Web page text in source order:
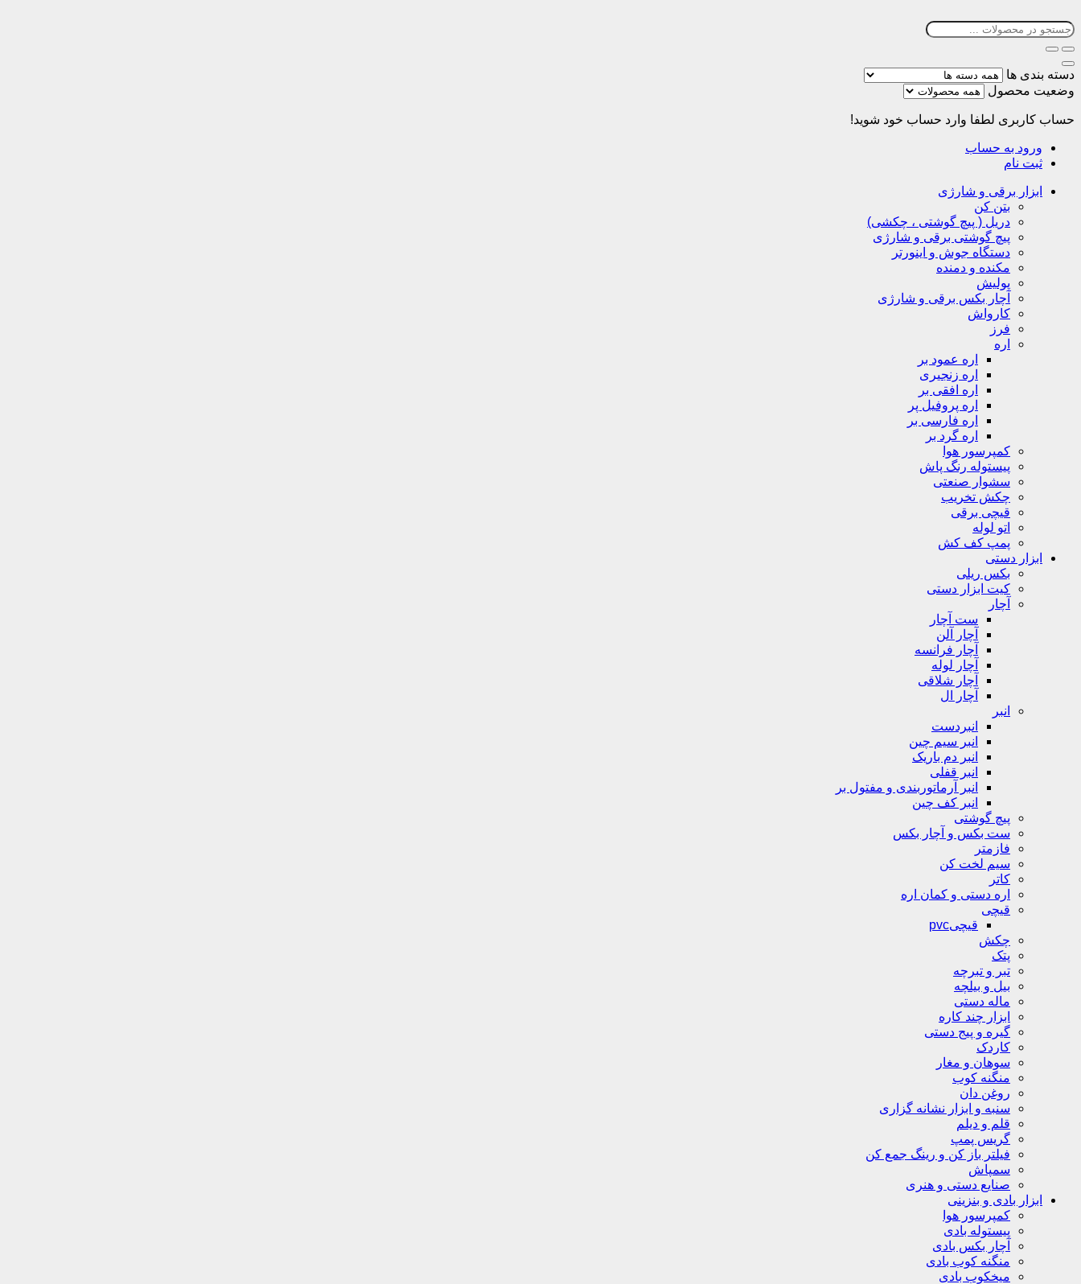
دسته بندی ها
وضعیت محصول
حساب کاربری لطفا وارد حساب خود شوید!
ورود به حساب
ثبت نام
ابزار برقی و شارژی
بتن کن
دریل ( پیچ گوشتی ، چکشی)
پیچ گوشتی برقی و شارژی
دستگاه جوش و اینورتر
مکنده و دمنده
پولیش
آچار بکس برقی و شارژی
کارواش
فرز
اره
اره عمود بر
اره زنجیری
اره افقی بر
اره پروفیل پر
اره فارسی بر
اره گرد بر
کمپرسور هوا
پیستوله رنگ پاش
سشوار صنعتی
چکش تخریب
قیچی برقی
اتو لوله
پمپ کف کش
ابزار دستی
بکس ریلی
کیت ابزار دستی
آچار
ست آچار
آچار آلن
آچار فرانسه
آچار لوله
آچار شلاقی
آچار ال
انبر
انبردست
انبر سیم چین
انبر دم باریک
انبر قفلی
انبر آرماتوربندی و مفتول بر
انبر کف چین
پیچ گوشتی
ست بکس و آچار بکس
فازمتر
سیم لخت کن
کاتر
اره دستی و کمان اره
قیچی
قیچیpvc
چکش
پتک
تبر و تبرچه
بیل و بیلچه
ماله دستی
ابزار چند کاره
گیره و پیج دستی
کاردک
سوهان و مغار
منگنه کوب
روغن دان
سنبه و ابزار نشانه گزاری
قلم و دیلم
گریس پمپ
فیلتر باز کن و رینگ جمع کن
سمپاش
صنایع دستی و هنری
ابزار بادی و بنزینی
کمپرسور هوا
پیستوله بادی
آچار بکس بادی
منگنه کوب بادی
میخکوب بادی